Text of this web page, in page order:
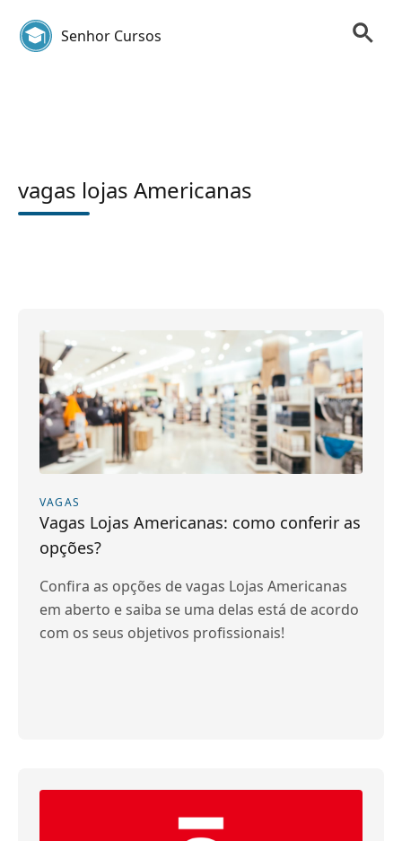
Senhor Cursos
vagas lojas Americanas
VAGAS
Vagas Lojas Americanas: como conferir as
opções?
Confira as opções de vagas Lojas Americanas
em aberto e saiba se uma delas está de acordo
com os seus objetivos profissionais!